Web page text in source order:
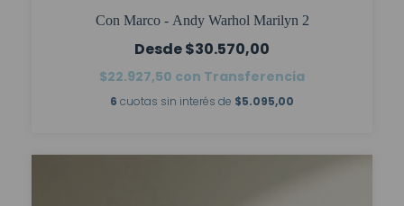
Con Marco - Andy Warhol Marilyn 2
$30.570,00
$22.927,50 con Transferencia
6 cuotas sin interés de $5.095,00